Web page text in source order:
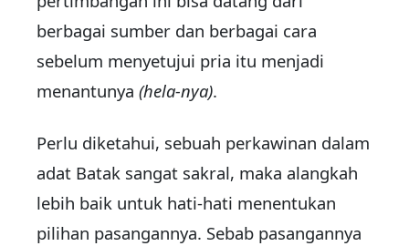
berbagai sumber dan berbagai cara
sebelum menyetujui pria itu menjadi
menantunya (hela-nya).
Perlu diketahui, sebuah perkawinan dalam
adat Batak sangat sakral, maka alangkah
lebih baik untuk hati-hati menentukan
pilihan pasangannya. Sebab pasangannya